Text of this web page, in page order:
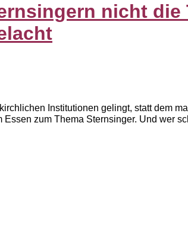
nicht
Institutionen gelingt, statt dem
zum Thema Sternsinger. Und wer